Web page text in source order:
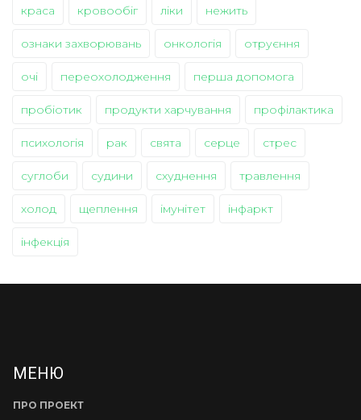
краса кровообіг ліки нежить
ознаки захворювань онкологія отруєння
очі переохолодження перша допомога
пробіотик продукти харчування профілактика
психологія рак свята серце стрес
суглоби судини схуднення травлення
холод щеплення імунітет інфаркт
інфекція
МЕНЮ
ПРО ПРОЕКТ